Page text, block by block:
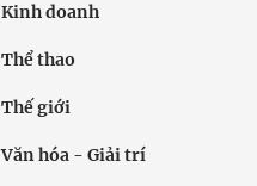
Kinh doanh
Thể thao
Thế giới
Văn hóa - Giải trí